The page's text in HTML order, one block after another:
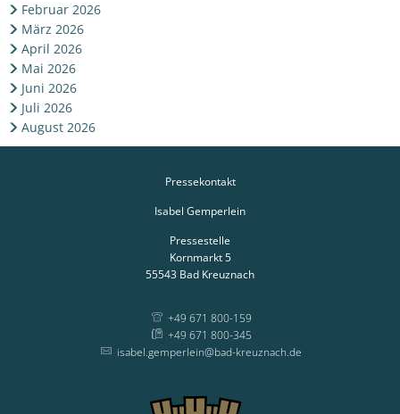
Februar 2026
März 2026
April 2026
Mai 2026
Juni 2026
Juli 2026
August 2026
Pressekontakt
Isabel Gemperlein
Pressestelle
Kornmarkt 5
55543 Bad Kreuznach
+49 671 800-159
+49 671 800-345
isabel.gemperlein@bad-kreuznach.de